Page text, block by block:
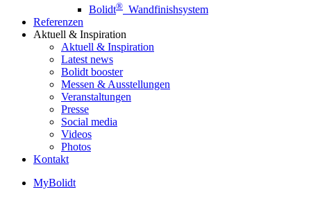
Bolidt® Wandfinishsystem
Referenzen
Aktuell & Inspiration
Aktuell & Inspiration
Latest news
Bolidt booster
Messen & Ausstellungen
Veranstaltungen
Presse
Social media
Videos
Photos
Kontakt
MyBolidt